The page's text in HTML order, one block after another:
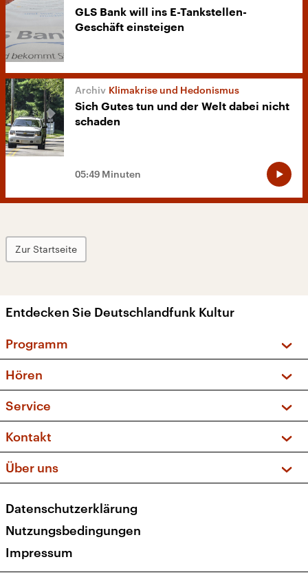
GLS Bank will ins E-Tankstellen-
Geschäft einsteigen
Klimakrise und Hedonismus
Sich Gutes tun und der Welt dabei nicht
schaden
05:49 Minuten
Zur Startseite
Entdecken Sie Deutschlandfunk Kultur
Programm
Sendungen und Podcasts
Musikliste
Kakadu – Das Kinderprogramm
Hören
Frequenzen (UKW + DAB+)
Service
FAQ
Apps
Newsletter
Veranstaltungen
Kontakt
Social Media
Über uns
Presse
Karriere
Transparenz
Datenschutzerklärung
Nutzungsbedingungen
Impressum